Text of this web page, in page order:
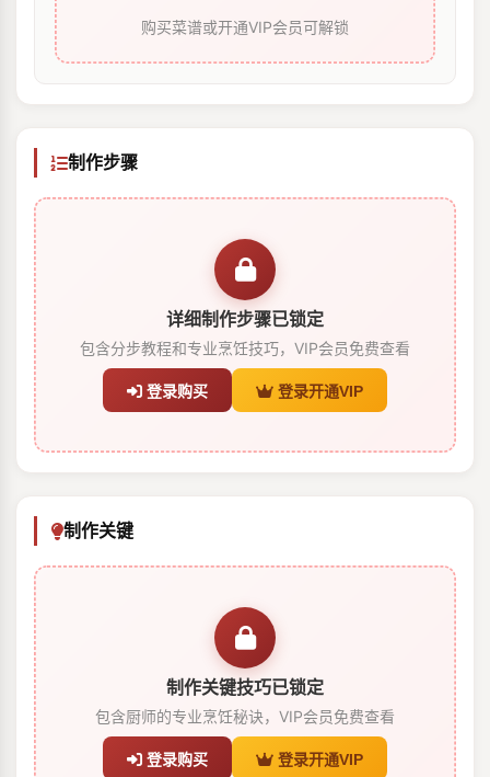
购买菜谱或开通VIP会员可解锁
制作步骤
详细制作步骤已锁定
包含分步教程和专业烹饪技巧，VIP会员免费查看
登录购买 登录开通VIP
制作关键
制作关键技巧已锁定
包含厨师的专业烹饪秘诀，VIP会员免费查看
登录购买 登录开通VIP